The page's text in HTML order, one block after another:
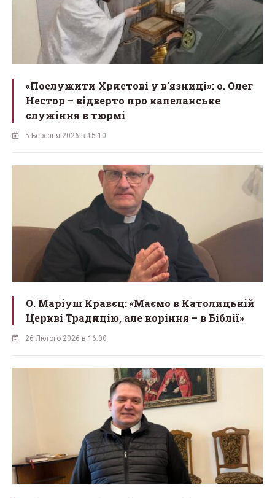
«Послужити Христові у вʼязниці»: о. Олег
Нестор – відверто про капеланське
служіння в тюрмі
5 Березня 2026 в 15:10
О. Маріуш Кравєц: «Маємо в Католицькій
Церкві Традицію, але коріння – в Біблії»
26 Лютого 2026 в 16:00